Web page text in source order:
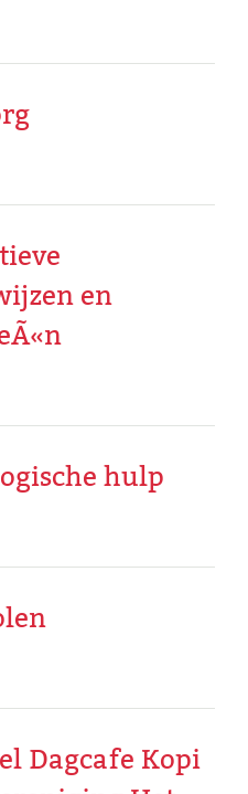
en
hulp
Dagcafe Kopi